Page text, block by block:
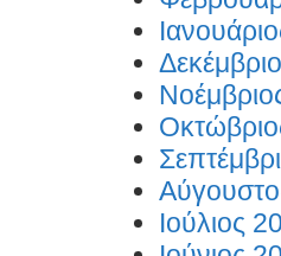
Ιούλιος